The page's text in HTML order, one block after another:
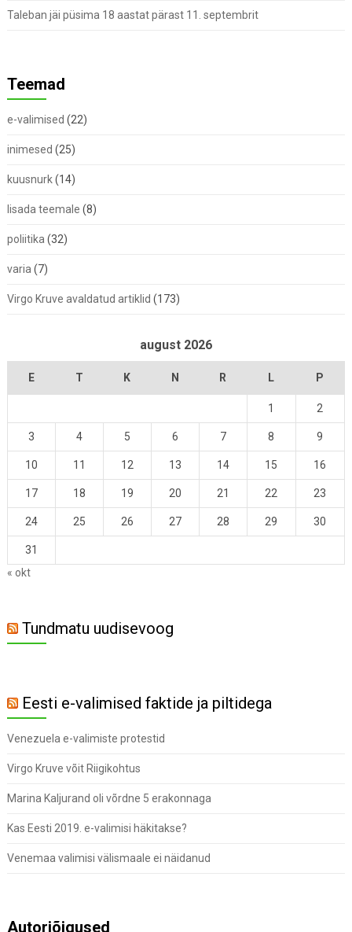
Taleban jäi püsima 18 aastat pärast 11. septembrit
Teemad
e-valimised (22)
inimesed (25)
kuusnurk(14)
lisada teemale (8)
poliitika (32)
varia (7)
Virgo Kruve avaldatud artiklid (173)
august 2026
E T K N R L P
1 2
3 4 5 6 7 8 9
10 11 12 13 14 15 16
17 18 19 20 21 22 23
24 25 26 27 28 29 30
31
« okt
Tundmatu uudisevoog
Eesti e-valimised faktide ja piltidega
Venezuela e-valimiste protestid
Virgo Kruve võit Riigikohtus
Marina Kaljurand oli võrdne 5 erakonnaga
Kas Eesti 2019. e-valimisi häkitakse?
Venemaa valimisi välismaale ei näidanud
Autoriõigused